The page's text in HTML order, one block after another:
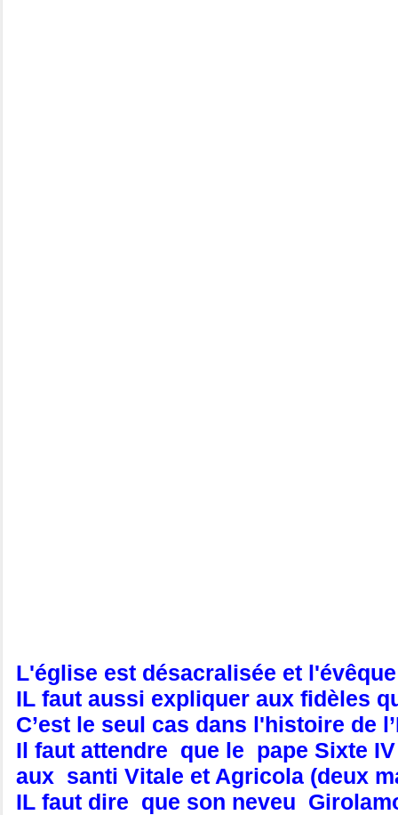
L'église est désacralisée et
IL faut aussi expliquer aux fidèles
C’est le seul cas dans l'histoire
Il faut attendre que le pape Sixte
aux santi Vitale et Agricola (deux
IL faut dire que son neveu